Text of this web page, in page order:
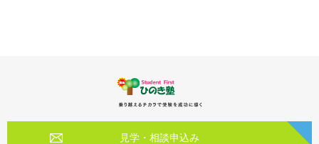
見学・相談申込み